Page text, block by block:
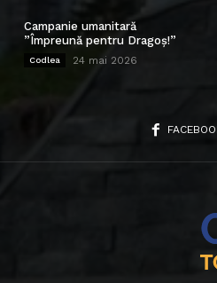
Campanie umanitară
”Împreună pentru Dragoș!”
Codlea 24 mai 2026